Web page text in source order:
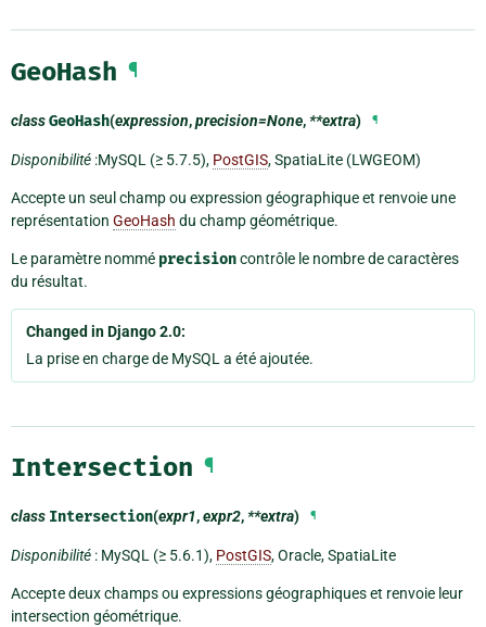
GeoHash ¶
classGeoHash(expression,precision=None,**extra) ¶
Disponibilité :MySQL (≥ 5.7.5), PostGIS, SpatiaLite (LWGEOM)
Accepte un seul champ ou expression géographique et renvoie une
représentation GeoHash du champ géométrique.
Le paramètre nommé precisioncontrôle le nombre de caractères
du résultat.
Changed in Django 2.0:
La prise en charge de MySQL a été ajoutée.
Intersection ¶
class Intersection(expr1,expr2,**extra) ¶
Disponibilité : MySQL (≥ 5.6.1), PostGIS, Oracle, SpatiaLite
Accepte deux champs ou expressions géographiques et renvoie leur
intersection géométrique.